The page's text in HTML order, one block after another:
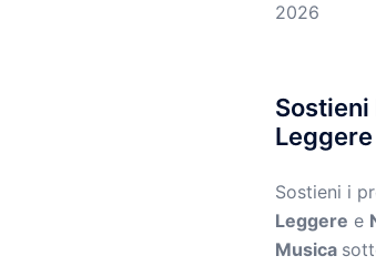
2026
Sostieni
Leggere
Sostieni i
Leggere e
Musica